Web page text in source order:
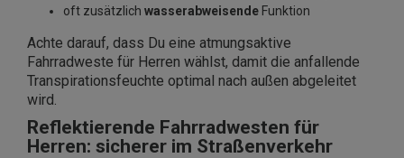
oft zusätzlich wasserabweisende Funktion
Achte darauf, dass Du eine atmungsaktive
Fahrradweste für Herren wählst, damit die anfallende
Transpirationsfeuchte optimal nach außen abgeleitet
wird.
Reflektierende Fahrradwesten für
Herren: sicherer im Straßenverkehr